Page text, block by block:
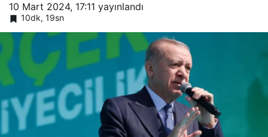
10 Mart 2024, 17:11 yayınlandı
10dk, 19sn